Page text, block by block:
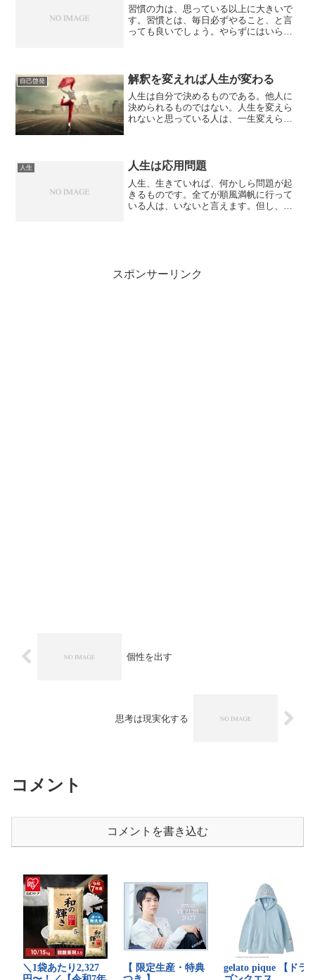
習慣の力は、思っている以上に大きいで
す。習慣とは、毎日必ずやること、と言
っても良いでしょう。やらずにはいられ
習慣を身につけたから、成...
自己啓発 解釈を変えれば人生が変わる
人生は自分で決めるものである。他人に
決められるものではない。人生を変えら
れないと思っている人は、一生変えられ
何歳であろうと、人生を変...
人生 人生は応用問題
人生、生きていれば、何かしら問題が起
きるものです。全てが順風満帆に行って
いる人は、いないと言えます。但し、本
スポンサーリンク
個性を出す
思考は現実化する
コメント
コメントを書き込む